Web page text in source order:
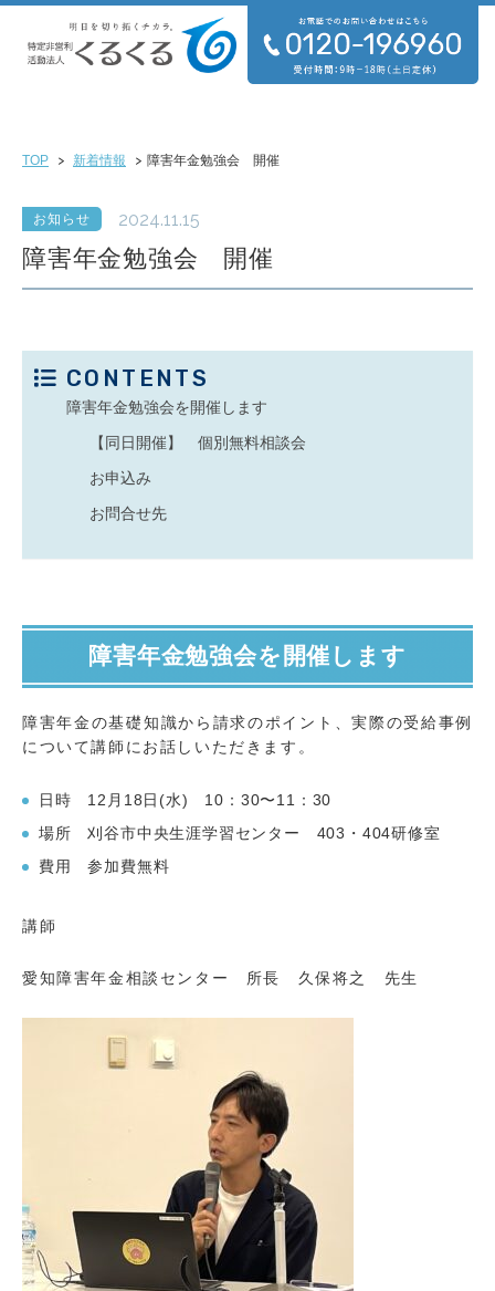
TOP 新着情報 障害年金勉強会 開催
お知らせ 2024.11.15
障害年金勉強会 開催
CONTENTS
障害年金勉強会を開催します
【同日開催】 個別無料相談会
お申込み
お問合せ先
障害年金勉強会を開催します
障害年金の基礎知識から請求のポイント、実際の受給事例
について講師にお話しいただきます。
日時 12月18日(水) 10：30〜11：30
場所 刈谷市中央生涯学習センター 403・404研修室
費用 参加費無料
講師
愛知障害年金相談センター 所長 久保将之 先生